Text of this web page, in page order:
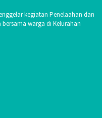
kegiatan Penelaahan dan
warga di Kelurahan